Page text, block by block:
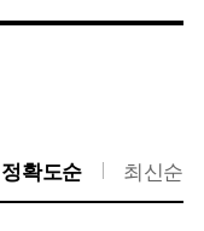
정확도순 최신순